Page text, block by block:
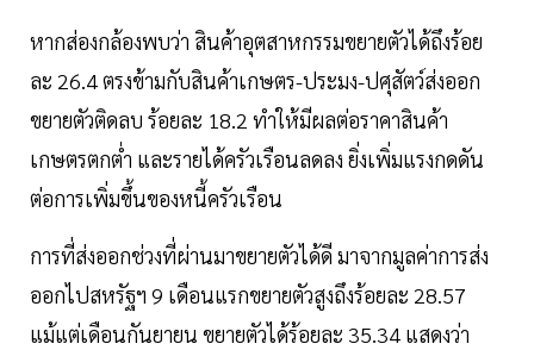
หากส่องกล้องพบว่า สินค้าอุตสาหกรรมขยายตัวได้ถึงร้อย
ละ 26.4 ตรงข้ามกับสินค้าเกษตร-ประมง-ปศุสัตว์ส่งออก
ขยายตัวติดลบ ร้อยละ 18.2 ทำให้มีผลต่อราคาสินค้า
เกษตรตกต่ำ และรายได้ครัวเรือนลดลง ยิ่งเพิ่มแรงกดดัน
ต่อการเพิ่มขึ้นของหนี้ครัวเรือน
การที่ส่งออกช่วงที่ผ่านมาขยายตัวได้ดี มาจากมูลค่าการส่ง
ออกไปสหรัฐฯ 9 เดือนแรกขยายตัวสูงถึงร้อยละ 28.57
แม้แต่เดือนกันยายน ขยายตัวได้ร้อยละ 35.34 แสดงว่า